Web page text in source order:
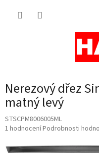
Nerezový dřez
matný levý
STSCPM8006005ML
Průměrné
produktu
1 hodnoceníPodrobnosti